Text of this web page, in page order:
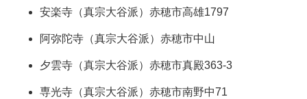
安楽寺（真宗大谷派） 赤穂市高雄1797
阿弥陀寺（真宗大谷派） 赤穂市中山
夕雲寺（真宗大谷派） 赤穂市真殿363-3
専光寺（真宗大谷派） 赤穂市南野中71